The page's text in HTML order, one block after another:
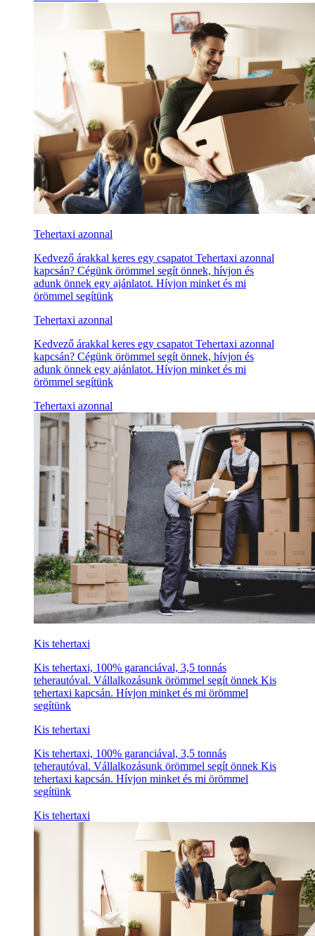
Tehertaxi azonnal
Kedvező árakkal keres egy csapatot Tehertaxi azonnal
kapcsán? Cégünk örömmel segít önnek, hívjon és
adunk önnek egy ajánlatot. Hívjon minket és mi
örömmel segítünk
Tehertaxi azonnal
Kedvező árakkal keres egy csapatot Tehertaxi azonnal
kapcsán? Cégünk örömmel segít önnek, hívjon és
adunk önnek egy ajánlatot. Hívjon minket és mi
örömmel segítünk
Tehertaxi azonnal
Kis tehertaxi
Kis tehertaxi, 100% garanciával, 3,5 tonnás
teherautóval. Vállalkozásunk örömmel segít önnek Kis
tehertaxi kapcsán. Hívjon minket és mi örömmel
segítünk
Kis tehertaxi
Kis tehertaxi, 100% garanciával, 3,5 tonnás
teherautóval. Vállalkozásunk örömmel segít önnek Kis
tehertaxi kapcsán. Hívjon minket és mi örömmel
segítünk
Kis tehertaxi